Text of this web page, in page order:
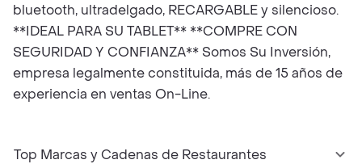
bluetooth, ultradelgado, RECARGABLE y silencioso.
**IDEAL PARA SU TABLET** **COMPRE CON
SEGURIDAD Y CONFIANZA** Somos Su Inversión,
empresa legalmente constituida, más de 15 años de
experiencia en ventas On-Line.
Top Marcas y Cadenas de Restaurantes